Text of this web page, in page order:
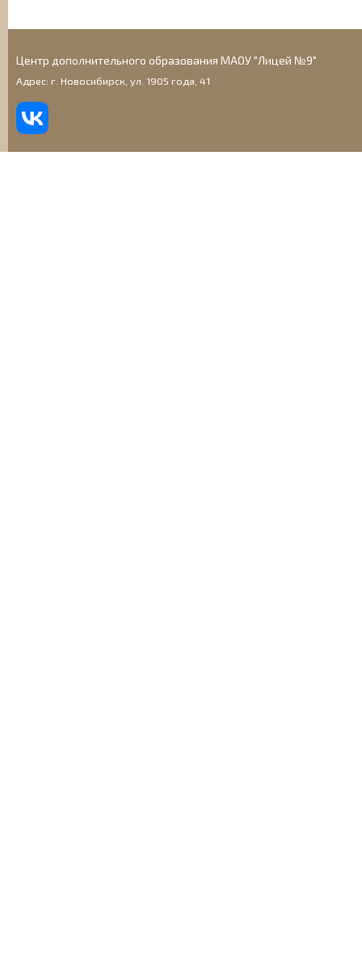
Центр дополнительного образования МАОУ "Лицей №9"
Адрес: г. Новосибирск, ул. 1905 года, 41